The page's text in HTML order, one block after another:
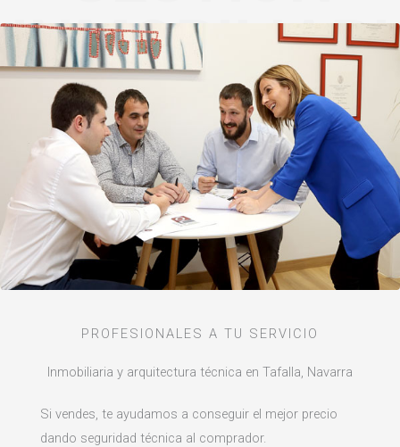
INMOBILIARI
A
PROFESIONALES A TU SERVICIO
Inmobiliaria y arquitectura técnica en Tafalla, Navarra
Si vendes, te ayudamos a conseguir el mejor precio
dando seguridad técnica al comprador.